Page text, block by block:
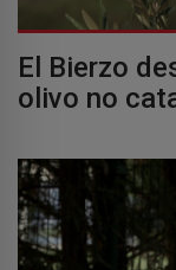
El Bierzo
olivo no